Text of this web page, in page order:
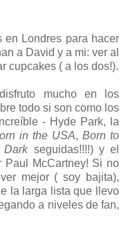
en Londres para hacer
a David y a mi: ver al
cupcakes ( a los dos!).
mucho en los
todo si son como los
- Hyde Park, la
in the USA, Born to
Darkseguidas!!!!) y el
Paul McCartney! Si no
mejor ( soy bajita),
la larga lista que llevo
a niveles de fan,